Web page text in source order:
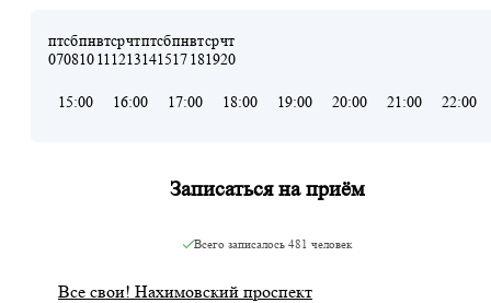
пт
07
сб
08
пн
10
вт
11
ср
12
чт
13
пт
14
сб
15
пн
17
вт
18
ср
19
чт
20
15:00 16:00 17:00 18:00 19:00 20:00 21:00 22:00
Записаться на приём
Всего записалось 481 человек
Все свои! Нахимовский проспект